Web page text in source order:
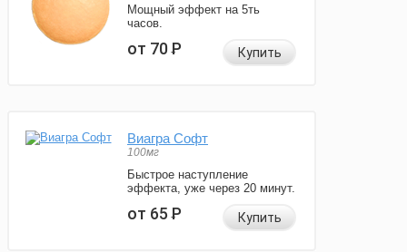
Мощный эффект на 5ть
часов.
от 70Р Купить
Виагра Софт
100мг
Быстрое наступление
эффекта, уже через 20 минут.
от 65Р Купить